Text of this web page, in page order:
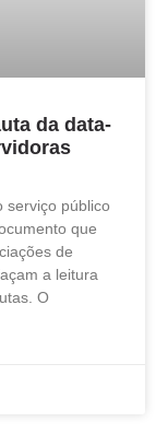
da data-
serviço público
que
de
a leitura
O